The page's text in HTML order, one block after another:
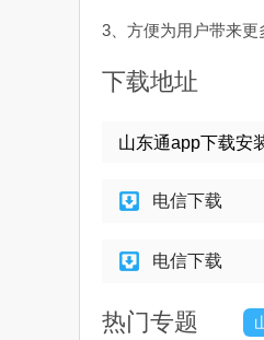
3、方便为用户带来更
下载地址
山东通app下载安
电信下载
电信下载
热门专题